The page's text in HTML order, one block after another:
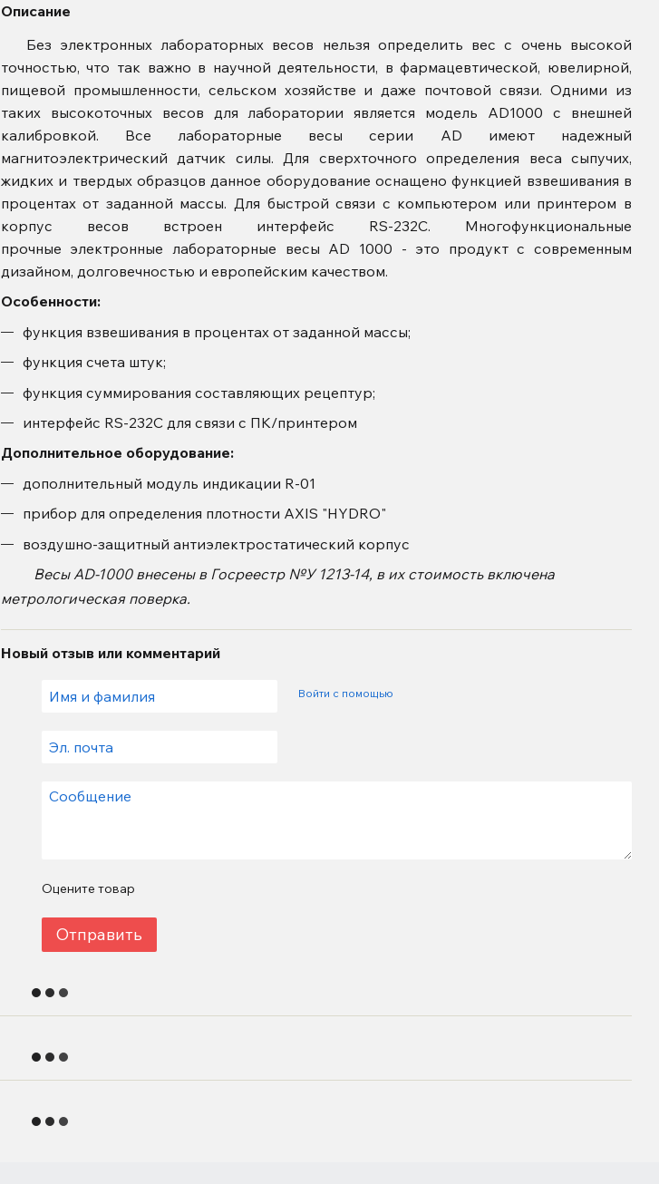
Описание
Без электронных лабораторных весов нельзя определить вес с очень высокой
точностью, что так важно в научной деятельности, в фармацевтической, ювелирной,
пищевой промышленности, сельском хозяйстве и даже почтовой связи. Одними из
таких высокоточных весов для лаборатории является модель AD1000 с внешней
калибровкой. Все лабораторные весы серии AD имеют надежный
магнитоэлектрический датчик силы. Для сверхточного определения веса сыпучих,
жидких и твердых образцов данное оборудование оснащено функцией взвешивания в
процентах от заданной массы. Для быстрой связи с компьютером или принтером в
корпус весов встроен интерфейс RS-232C. Многофункциональные
прочные электронные лабораторные весы AD 1000 - это продукт с современным
дизайном, долговечностью и европейским качеством.
Особенности:
функция взвешивания в процентах от заданной массы;
функция счета штук;
функция суммирования составляющих рецептур;
интерфейс RS-232C для связи с ПК/принтером
Дополнительное оборудование:
дополнительный модуль индикации R-01
прибор для определения плотности AXIS "HYDRO"
воздушно-защитный антиэлектростатический корпус
Весы AD-1000 внесены в Госреестр №У 1213-14, в их стоимость включена
метрологическая поверка.
Новый отзыв или комментарий
Войти с помощью
Оцените товар
Отправить